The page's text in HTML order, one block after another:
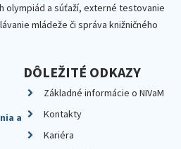
olympiád a súťaží, externé testovanie
mládeže či správa knižničného
a
DÔLEŽITÉ ODKAZY
Základné informácie o NIVaM
Kontakty
Kariéra